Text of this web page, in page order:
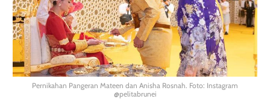
Pernikahan Pangeran Mateen dan Anisha Rosnah. Foto: Instagram
@pelitabrunei